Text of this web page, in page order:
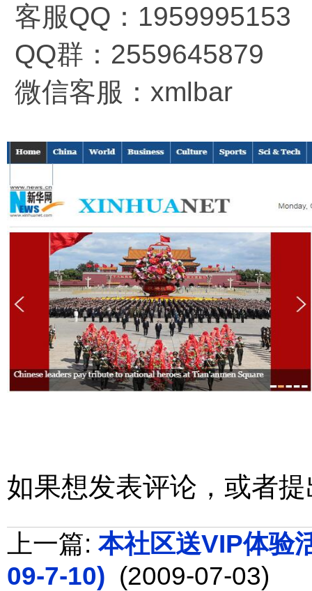
客服QQ：1959995153
QQ群：2559645879
微信客服：xmlbar
如果想发表评论，或者
上一篇: 本社区送VIP体验
09-7-10) (2009-07-03)